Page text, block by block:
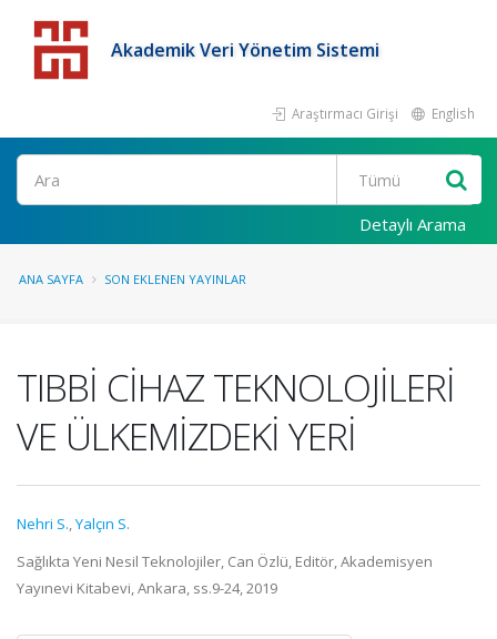
Akademik Veri Yönetim Sistemi
Araştırmacı Girişi English
Detaylı Arama
ANA SAYFA SON EKLENEN YAYINLAR
TIBBİ CİHAZ TEKNOLOJİLERİ
VE ÜLKEMİZDEKİ YERİ
Nehri S.,Yalçın S.
Sağlıkta Yeni Nesil Teknolojiler, Can Özlü, Editör, Akademisyen
Yayınevi Kitabevi, Ankara, ss.9-24, 2019